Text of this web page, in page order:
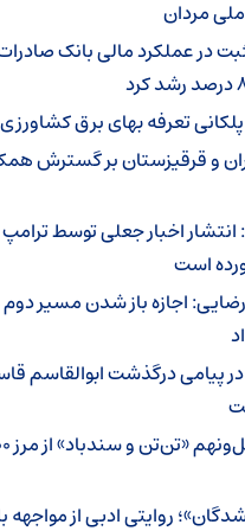
مردان
در عملکرد مالی بانک
تعرفه بهای برق
و قرقیزستان بر گسترش
انتشار اخبار جعلی توسط
است
اجازه باز شدن مسیر دوم
پیامی درگذشت ابوالقاسم
روایتی ادبی از مواجهه